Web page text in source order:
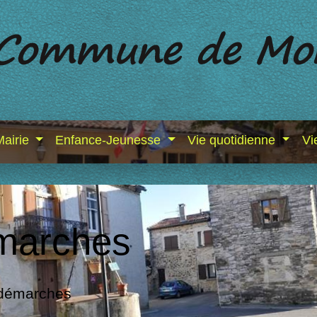
Enfance-Jeunesse Vie quotidienne